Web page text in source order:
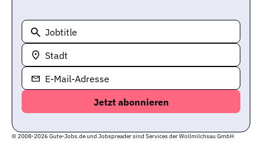
Jobtitle
Stadt
E-Mail-Adresse
© 2008-2026 Gute-Jobs.de und Jobspreader sind Services der Wollmilchsau GmbH